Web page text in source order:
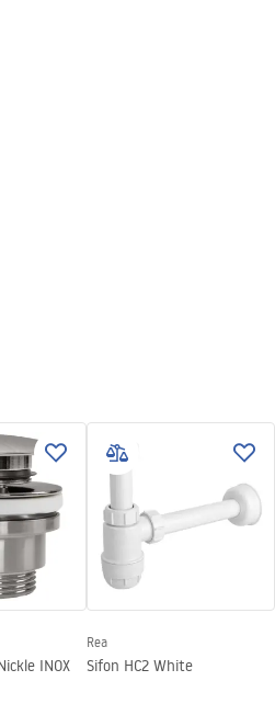
INOX
Rea
Sifon HC2 White